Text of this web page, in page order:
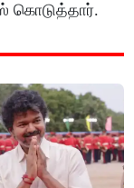
கொடுத்தார்.